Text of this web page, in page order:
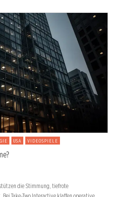
USA VIDEOSPIELE
die Stimmung, tiefrote
Take-Two Interactive klaffen operative